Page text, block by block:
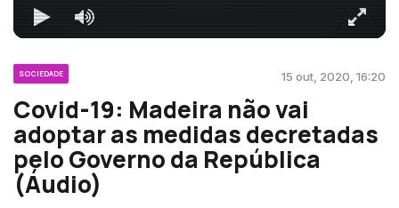
SOCIEDADE 15 out, 2020, 16:20
Covid-19: Madeira não vai
adoptar as medidas decretadas
pelo Governo da República
(Áudio)